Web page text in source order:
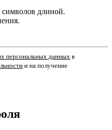
длиной.
персональных данных в
и на получение